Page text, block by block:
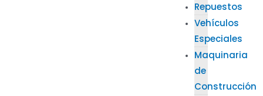
Repuestos
Vehículos
Especiales
Maquinaria
de
Construcción